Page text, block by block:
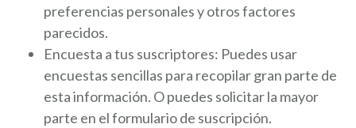
preferencias personales y otros factores
parecidos.
Encuesta a tus suscriptores: Puedes usar
encuestas sencillas para recopilar gran parte de
esta información. O puedes solicitar la mayor
parte en el formulario de suscripción.